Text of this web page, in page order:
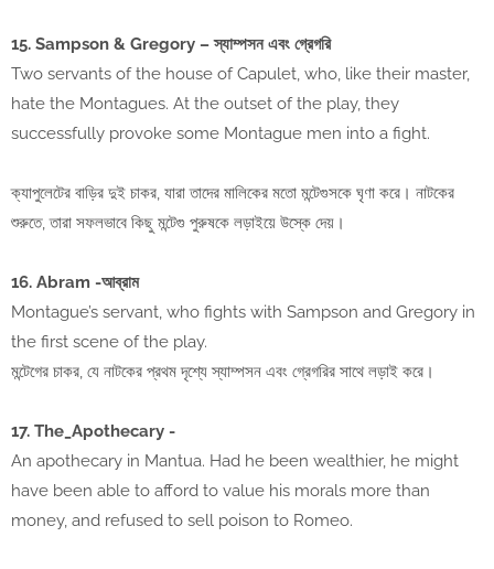
15. Sampson & Gregory – স্যাম্পসন এবং গ্রেগরি
Two servants of the house of Capulet, who, like their master,
hate the Montagues. At the outset of the play, they
successfully provoke some Montague men into a fight.
ক্যাপুলেটের বাড়ির দুই চাকর, যারা তাদের মালিকের মতো মন্টেগুসকে ঘৃণা করে। নাটকের
শুরুতে, তারা সফলভাবে কিছু মন্টেগু পুরুষকে লড়াইয়ে উস্কে দেয়।
16. Abram -আব্রাম
Montague’s servant, who fights with Sampson and Gregory in
the first scene of the play.
মন্টেগের চাকর, যে নাটকের প্রথম দৃশ্যে স্যাম্পসন এবং গ্রেগরির সাথে লড়াই করে।
17. The_Apothecary -
An apothecary in Mantua. Had he been wealthier, he might
have been able to afford to value his morals more than
money, and refused to sell poison to Romeo.